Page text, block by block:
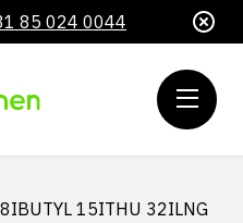
85 024 0044
8IBUTYL 15ITHU 32ILNG